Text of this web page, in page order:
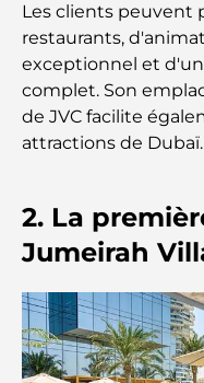
Cafés à Business
de la convivialité
Restaurants
gastronomique
Estates : un
Dubai Horse
Global
Cafés à Palm
et lieux de vie
Les clients peuvent
restaurants,
exceptionnel et
complet. Son
de JVC facilite
attractions de Dubaï.
2. La
Jumeirah